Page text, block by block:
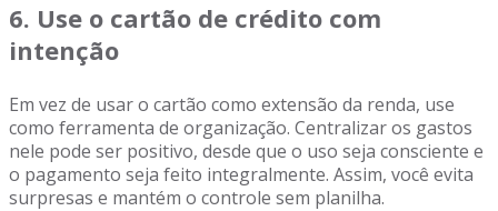
6. Use o cartão de crédito com
intenção
Em vez de usar o cartão como extensão da renda, use
como ferramenta de organização. Centralizar os gastos
nele pode ser positivo, desde que o uso seja consciente e
o pagamento seja feito integralmente. Assim, você evita
surpresas e mantém o controle sem planilha.